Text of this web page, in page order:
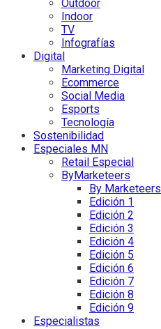
Outdoor
Indoor
TV
Infografías
Digital
Marketing Digital
Ecommerce
Social Media
Esports
Tecnología
Sostenibilidad
Especiales MN
Retail Especial
ByMarketeers
By Marketeers
Edición 1
Edición 2
Edición 3
Edición 4
Edición 5
Edición 6
Edición 7
Edición 8
Edición 9
Especialistas